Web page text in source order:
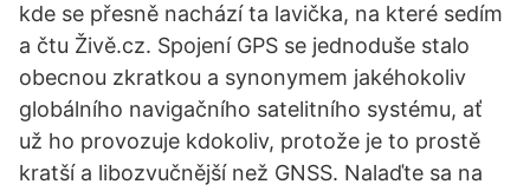
kde se přesně nachází ta lavička, na které sedím
a čtu Živě.cz. Spojení GPS se jednoduše stalo
obecnou zkratkou a synonymem jakéhokoliv
globálního navigačního satelitního systému, ať
už ho provozuje kdokoliv, protože je to prostě
kratší a libozvučnější než GNSS. Nalaďte sa na